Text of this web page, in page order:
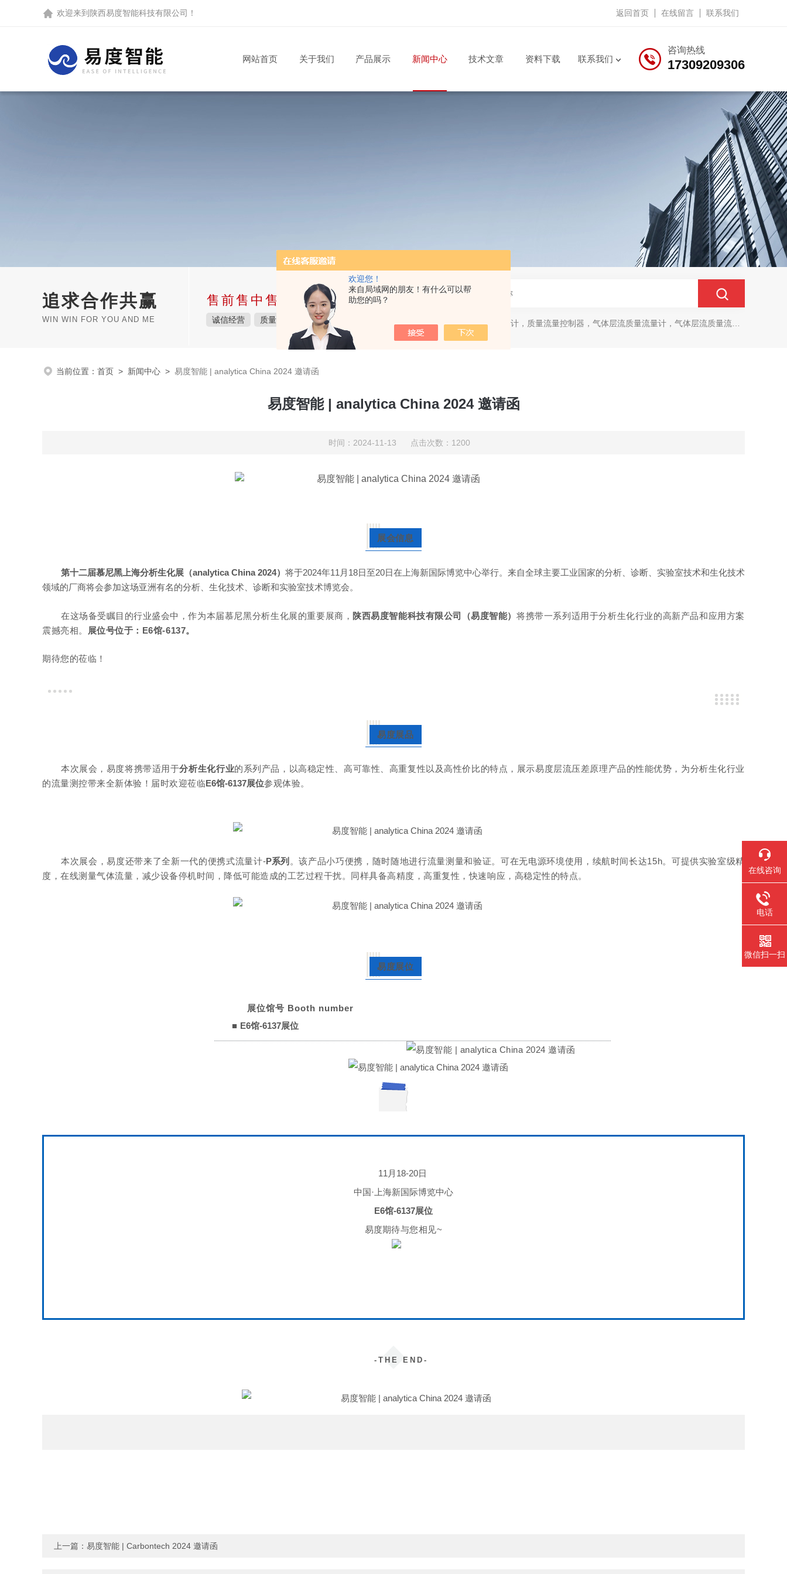
欢迎您！
来自局域网的朋友！有什么可以帮
助您的吗？
欢迎来到 陕西易度智能科技有限公司 ！ 返回首页 在线留言 联系我们
咨询热线
17309209306
网站首页 关于我们 产品展示 新闻中心 技术文章 资料下载 联系我们
追求合作共赢
WIN WIN FOR YOU AND ME
售前售中售后完整的服务体系
诚信经营 质量保障 价格实惠 热门关键词：质量流量计，质量流量控制器，气体层流质量流量计，气体层流质量流量控制器
当前位置： 首页 > 新闻中心 > 易度智能 | analytica China 2024 邀请函
易度智能 | analytica China 2024 邀请函
时间：2024-11-13 点击次数：1200
展会信息
第十二届慕尼黑上海分析生化展（analytica China 2024） 将于2024年11月18日至20日在上海新国际博览中心举行。来自全球主要工业国家的分析、诊断、实验室技术和生化技术
领域的厂商将会参加这场亚洲有名的分析、生化技术、诊断和实验室技术博览会。
在这场备受瞩目的行业盛会中，作为本届慕尼黑分析生化展的重要展商， 陕西易度智能科技有限公司（易度智能） 将携带一系列适用于分析生化行业的高新产品和应用方案
震撼亮相。
展位号位于：E6馆-6137。
期待您的莅临！
易度展品
本次展会，易度将携带适用于分析生化行业的系列产品 ， 以高稳定性、高可靠性、高重复性以及高性价比的特点， 展示易度层流压差原理产品的性能优势， 为分析生化行业
的流量测控带来全新体验！届时欢迎莅临E6馆-6137展位参观体验。
本次展会，易度还带来了全新一代的便携式流量计-P系列 。该产品小巧便携，随时随地进行流量测量和验证。可在无电源环境使用，续航时间长达15h。可提供实验室级精
度，在线测量气体流量，减少设备停机时间，降低可能造成的工艺过程干扰。同样具备高精度，高重复性，快速响应，高稳定性的特点。
易度展位
展位馆号 Booth number
■ E6馆-6137展位
11月18-20日
中国· 上海新国际博览中心
E6馆-6137展位
易度期待与您相见~
-THE END-
上一篇： 易度智能 | Carbontech 2024 邀请函
在线咨询
电话
微信扫一扫